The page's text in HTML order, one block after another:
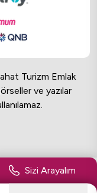
Turizm Emlak
ve yazılar
Sizi Arayalım